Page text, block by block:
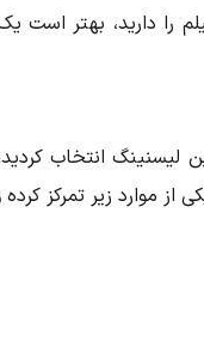
را دارید، بهتر است
لیسنینگ انتخاب
موارد زیر تمرکز کرده